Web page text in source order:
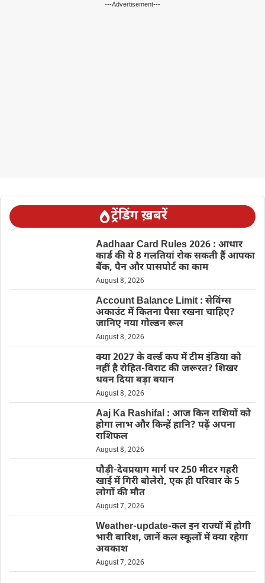
---Advertisement---
ट्रेंडिंग ख़बरें
Aadhaar Card Rules 2026 : आधार
कार्ड की ये 8 गलतियां रोक सकती हैं आपका
बैंक, पैन और पासपोर्ट का काम
August 8, 2026
Account Balance Limit : सेविंग्स
अकाउंट में कितना पैसा रखना चाहिए?
जानिए नया गोल्डन रूल
August 8, 2026
क्या 2027 के वर्ल्ड कप में टीम इंडिया को
नहीं है रोहित-विराट की जरूरत? शिखर
धवन दिया बड़ा बयान
August 8, 2026
Aaj Ka Rashifal : आज किन राशियों को
होगा लाभ और किन्हें हानि? पढ़ें अपना
राशिफल
August 8, 2026
पौड़ी-देवप्रयाग मार्ग पर 250 मीटर गहरी
खाई में गिरी बोलेरो, एक ही परिवार के 5
लोगों की मौत
August 7, 2026
Weather-update-कल इन राज्यों में होगी
भारी बारिश, जानें कल स्कूलों में क्या रहेगा
अवकाश
August 7, 2026